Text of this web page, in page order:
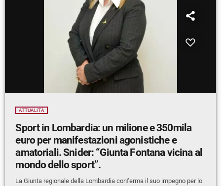
ATTUALITÀ
Sport in Lombardia: un milione e 350mila
euro per manifestazioni agonistiche e
amatoriali. Snider: “Giunta Fontana vicina al
mondo dello sport”.
La Giunta regionale della Lombardia conferma il suo impegno per lo